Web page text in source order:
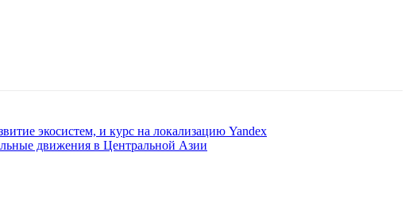
экосистем, и курс на локализацию Yandex
движения в Центральной Азии